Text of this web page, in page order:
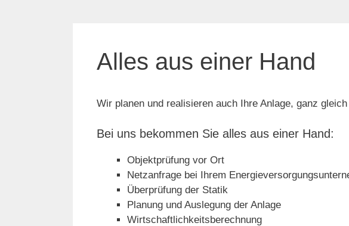
Alles aus einer Hand
Wir planen und realisieren auch Ihre Anlage, ganz
Bei uns bekommen Sie alles aus einer Hand:
Objektprüfung vor Ort
Netzanfrage bei Ihrem
Überprüfung der Statik
Planung und Auslegung der Anlage
Wirtschaftlichkeitsberechnung